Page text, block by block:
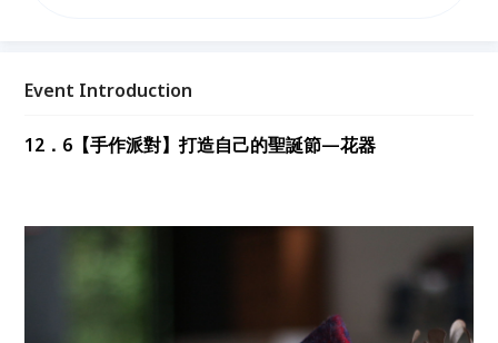
Event Introduction
12．6【手作派對】打造自己的聖誕節—花器